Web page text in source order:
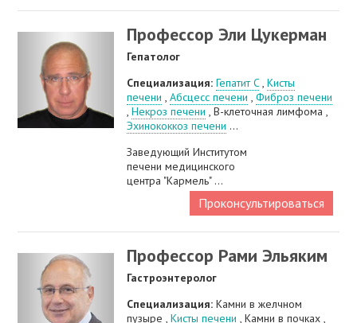
Профессор Эли Цукерман
Гепатолог
Специализация:Гепатит C,Кисты
печени ,Абсцесс печени ,Фиброз печени
,Некроз печени , В-клеточная лимфома ,
Эхинококкоз печени ...
Заведующий Институтом
печени медицинского
центра "Кармель" ...
Проконсультироваться
Профессор Рами Эльяким
Гастроэнтеролог
Специализация:Камни в желчном
пузыре ,Кисты печени , Камни в почках ,